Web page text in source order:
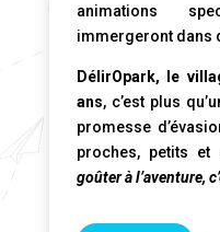
animations
immergeront dans
DélirOpark, le
ans, c’est plus
promesse
proches, petits et
goûter à l’aventure,